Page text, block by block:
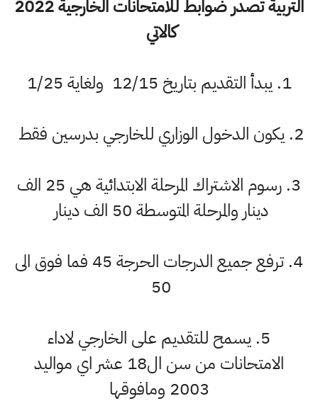
التربية تصدر ضوابط للامتحانات الخارجية 2022
كالاتي
1. يبدأ التقديم بتاريخ 12/15 ولغاية 1/25
2. يكون الدخول الوزاري للخارجي بدرسين فقط
3. رسوم الاشتراك المرحلة الابتدائية هي 25 الف
دينار والمرحلة المتوسطة 50 الف دينار
4. ترفع جميع الدرجات الحرجة 45 فما فوق الى
50
5. يسمح للتقديم على الخارجي لاداء
الامتحانات من سن ال18 عشر اي مواليد
2003 ومافوقها